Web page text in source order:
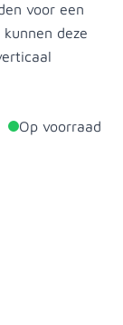
voor een
deze
Op voorraad